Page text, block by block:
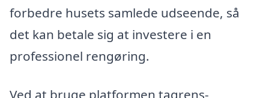
forbedre husets samlede udseende, så
det kan betale sig at investere i en
professionel rengøring.
Ved at bruge platformen tagrens-